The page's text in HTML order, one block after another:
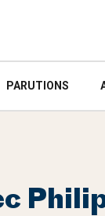
PARUTIONS